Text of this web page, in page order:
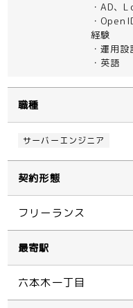
・AD、
・
経験
・運用
・英語
職種
サーバーエンジニア
契約形態
フリーランス
最寄駅
六本木一丁目